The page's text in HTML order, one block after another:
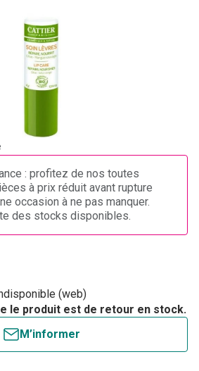
: profitez de nos toutes
à prix réduit avant rupture
occasion à ne pas manquer.
des stocks disponibles.
(web)
le produit est de retour en stock.
M’informer